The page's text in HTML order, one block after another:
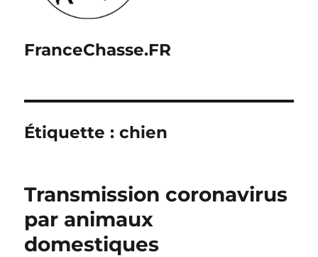
FranceChasse.FR
Étiquette :chien
Transmission coronavirus
par animaux
domestiques